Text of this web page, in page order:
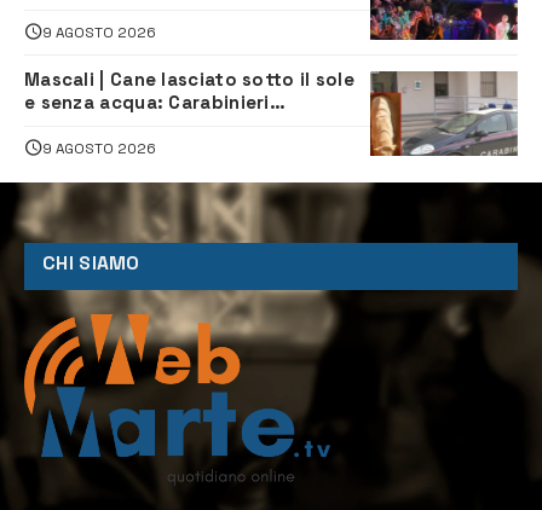
9 AGOSTO 2026
Mascali | Cane lasciato sotto il sole
e senza acqua: Carabinieri
9 AGOSTO 2026
CHI SIAMO